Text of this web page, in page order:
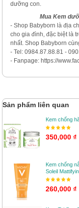
dưỡng con.
Mua Kem
- Shop Babyborn là địa
cho gia đình, đặc biệt là
nhất. Shop Babyborn
- Tel: 0984.87.88.81 -
- Fanpage: https://
Sản phẩm liên quan
Kem chống
350,000 ₫
Kem chống
Soleil
260,000 ₫